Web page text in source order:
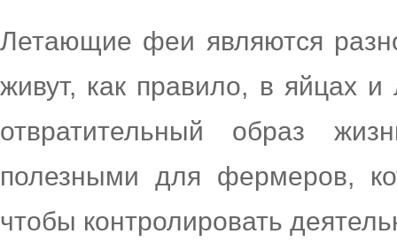
Летающие феи являются
живут, как правило, в яйцах
отвратительный образ
полезными для фермеров,
чтобы контролировать